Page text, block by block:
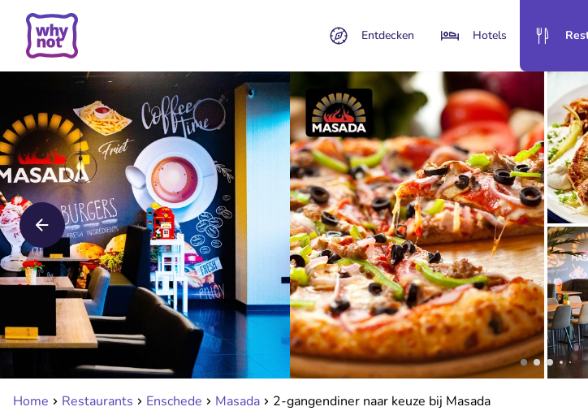
Entdecken Hotels
Home Restaurants Enschede Masada 2-gangendiner naar keuze bij Masada